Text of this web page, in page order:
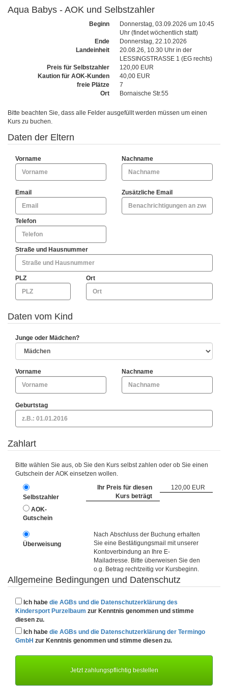
Aqua Babys - AOK und Selbstzahler
Beginn
Donnerstag, 03.09.2026 um 10:45
Uhr (findet wöchentlich statt)
Ende
Donnerstag, 22.10.2026
Landeinheit
20.08.26, 10.30 Uhr in der
LESSINGSTRASSE 1 (EG rechts)
Preis für Selbstzahler
120,00 EUR
Kaution für AOK-Kunden
40,00 EUR
freie Plätze
7
Ort
Bornaische Str.55
Bitte beachten Sie, dass alle Felder ausgefüllt werden müssen um einen
Kurs zu buchen.
Daten der Eltern
Vorname Nachname
Email Zusätzliche Email
Telefon
Straße und Hausnummer
PLZ Ort
Daten vom Kind
Junge oder Mädchen?
Vorname Nachname
Geburtstag
Zahlart
Bitte wählen Sie aus, ob Sie den Kurs selbst zahlen oder ob Sie einen
Gutschein der AOK einsetzen wollen.
Selbstzahler
Gutschein
Ihr Preis für diesen
Kurs beträgt
120,00 EUR
Überweisung
Nach Abschluss der Buchung erhalten
Sie eine Bestätigungsmail mit unserer
Kontoverbindung an Ihre E-
Mailadresse. Bitte überweisen Sie den
o.g. Betrag rechtzeitig vor Kursbeginn.
Allgemeine Bedingungen und Datenschutz
Ich habe die AGBs und die Datenschutzerklärung des
Kindersport Purzelbaum zur Kenntnis genommen und stimme
diesen zu.
Ich habe die AGBs und die Datenschutzerklärung der Termingo
GmbH zur Kenntnis genommen und stimme diesen zu.
Jetzt zahlungspflichtig bestellen